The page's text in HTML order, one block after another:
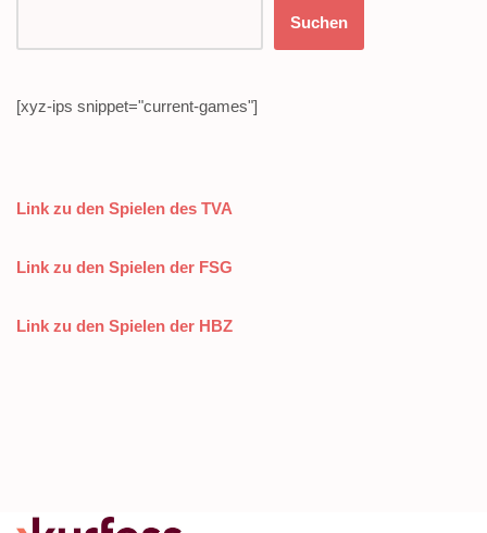
Suchen
[xyz-ips snippet="current-games"]
Link zu den Spielen des TVA
Link zu den Spielen der FSG
Link zu den Spielen der HBZ